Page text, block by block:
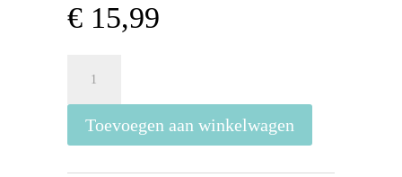
€15,99
Duck
Agenda
26/27
aantal
Toevoegen aan winkelwagen